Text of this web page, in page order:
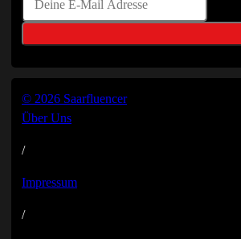
© 2026 Saarfluencer
Über Uns
/
Impressum
/